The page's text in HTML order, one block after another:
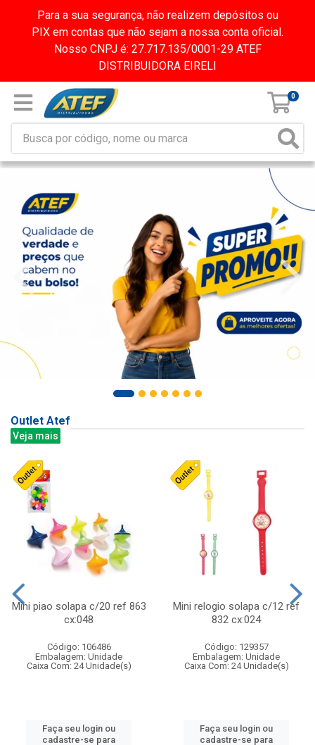
Para a sua segurança, não realizem depósitos ou
PIX em contas que não sejam a nossa conta oficial.
Nosso CNPJ é: 27.717.135/0001-29 ATEF
DISTRIBUIDORA EIRELI
0
Outlet Atef
Veja mais
Mini piao solapa c/20 ref 863
cx:048
Código: 106486
Embalagem: Unidade
Caixa Com: 24 Unidade(s)
Faça seu login ou
cadastre-se para
Mini relogio solapa c/12 ref
832 cx:024
Código: 129357
Embalagem: Unidade
Caixa Com: 24 Unidade(s)
Faça seu login ou
cadastre-se para